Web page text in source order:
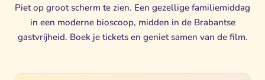
Piet op groot scherm te zien. Een gezellige familiemiddag
in een moderne bioscoop, midden in de Brabantse
gastvrijheid. Boek je tickets en geniet samen van de film.